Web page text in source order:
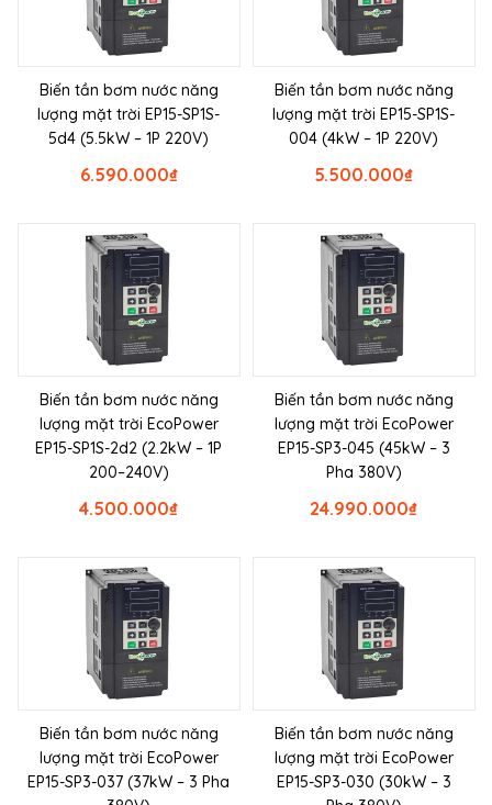
Biến tần bơm nước năng
lượng mặt trời EP15-SP1S-
5d4 (5.5kW – 1P 220V)
₫
6.590.000
Biến tần bơm nước năng
lượng mặt trời EP15-SP1S-
004 (4kW – 1P 220V)
₫
5.500.000
Biến tần bơm nước năng
lượng mặt trời EcoPower
EP15-SP1S-2d2 (2.2kW – 1P
200–240V)
₫
4.500.000
Biến tần bơm nước năng
lượng mặt trời EcoPower
EP15-SP3-045 (45kW – 3
Pha 380V)
₫
24.990.000
Biến tần bơm nước năng
lượng mặt trời EcoPower
EP15-SP3-037 (37kW – 3 Pha
Biến tần bơm nước năng
lượng mặt trời EcoPower
EP15-SP3-030 (30kW – 3